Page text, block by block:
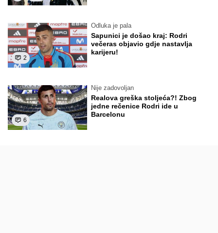
2
Odluka je pala
Sapunici je došao kraj: Rodri
večeras objavio gdje nastavlja
karijeru!
6
Nije zadovoljan
Realova greška stoljeća?! Zbog
jedne rečenice Rodri ide u
Barcelonu